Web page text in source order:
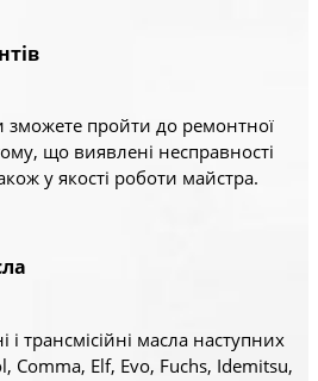
пройти до ремонтної
що виявлені несправності
у якості роботи майстра.
трансмісійні масла наступних
Comma, Elf, Evo, Fuchs, Idemitsu,